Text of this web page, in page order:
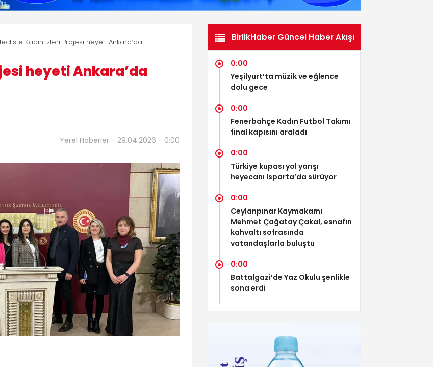
Kadın İzleri Projesi heyeti Ankara’da
heyeti Ankara’da
Yerel Haberler - 29.04.2026 - 0:00
BirlikHaber Güncel Haber Akışı
0:00
Yeşilyurt’ta müzik ve eğlence
dolu gece
0:00
Fenerbahçe Kadın Futbol Takımı
final kapısını araladı
0:00
Türkiye kupası yol yarışı
heyecanı Isparta’da sürüyor
0:00
Ceylanpınar Kaymakamı
Mehmet Çağatay Çakal, esnafın
kahvaltı sofrasında
vatandaşlarla buluştu
0:00
Battalgazi’de Yaz Okulu şenlikle
sona erdi